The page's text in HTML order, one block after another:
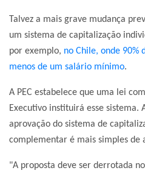
Talvez a mais grave mudança
um sistema de capitalização
por exemplo, no Chile, onde 90%
menos de um salário mínimo.
A PEC estabelece que uma lei
Executivo instituirá esse sistema.
aprovação do sistema de
complementar é mais simples de
"A proposta deve ser derrotada